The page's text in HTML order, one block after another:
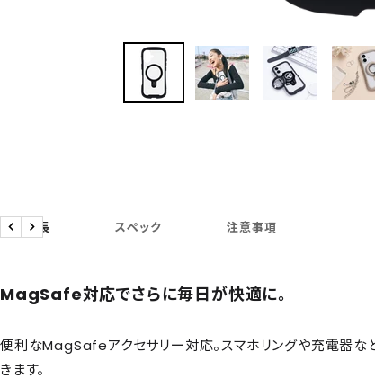
商品特長 スペック 注意事項
戻 次
MagSafe対応でさらに毎日が快適に。
便利なMagSafeアクセサリー対応。スマホリングや充電器な
きます。